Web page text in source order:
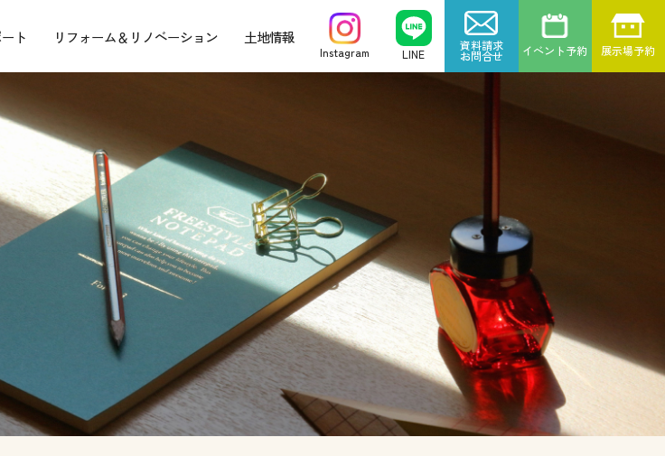
ト リフォーム＆リノベーション 土地情報
Instagram LINE
資料請求
お問合せ イベント予約 展示場予約